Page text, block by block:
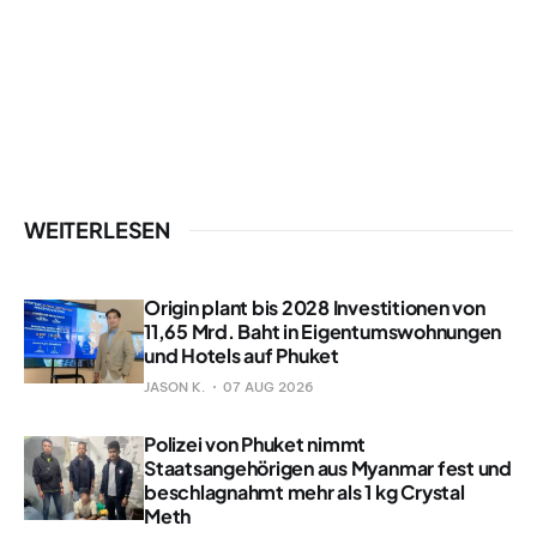
WEITERLESEN
Origin plant bis 2028 Investitionen von
11,65 Mrd. Baht in Eigentumswohnungen
und Hotels auf Phuket
JASON K. 07 AUG 2026
Polizei von Phuket nimmt
Staatsangehörigen aus Myanmar fest und
beschlagnahmt mehr als 1 kg Crystal
Meth